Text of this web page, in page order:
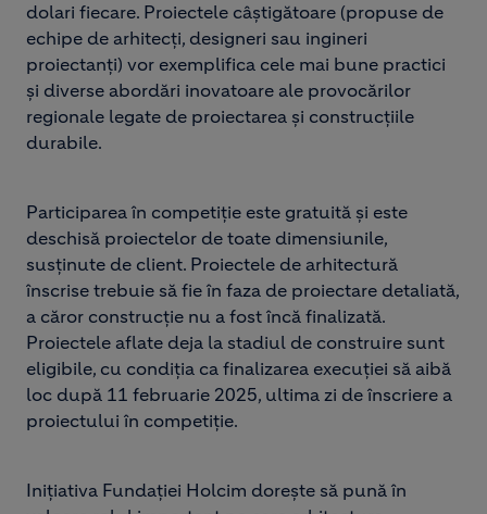
dolari fiecare. Proiectele câștigătoare (propuse de
echipe de arhitecți, designeri sau ingineri
proiectanți) vor exemplifica cele mai bune practici
și diverse abordări inovatoare ale provocărilor
regionale legate de proiectarea și construcțiile
durabile.
Participarea în competiție este gratuită și este
deschisă proiectelor de toate dimensiunile,
susținute de client. Proiectele de arhitectură
înscrise trebuie să fie în faza de proiectare detaliată,
a căror construcție nu a fost încă finalizată.
Proiectele aflate deja la stadiul de construire sunt
eligibile, cu condiția ca finalizarea execuției să aibă
loc după 11 februarie 2025, ultima zi de înscriere a
proiectului în competiție.
Inițiativa Fundației Holcim dorește să pună în